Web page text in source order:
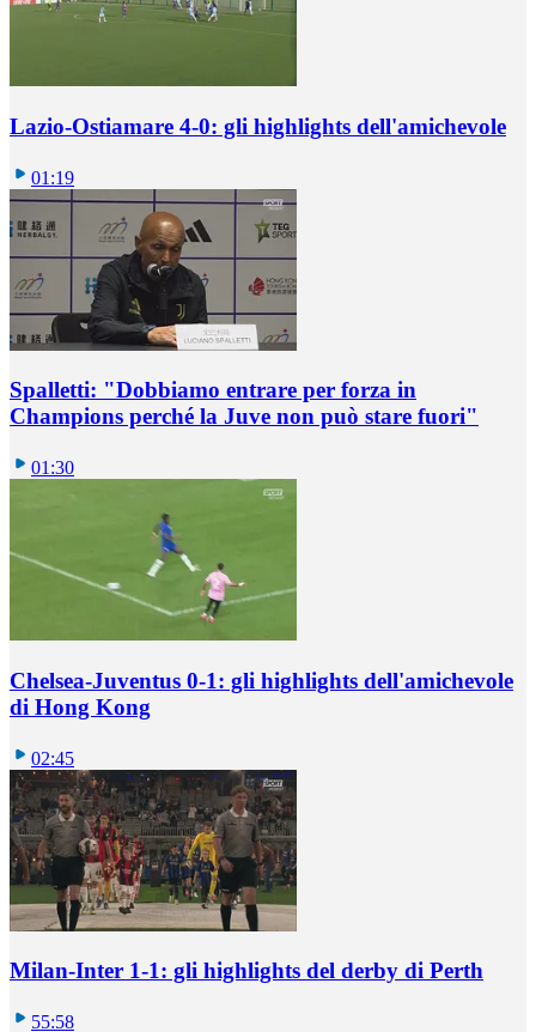
Lazio-Ostiamare 4-0: gli highlights dell'amichevole
01:19
Spalletti: "Dobbiamo entrare per forza in
Champions perché la Juve non può stare fuori"
01:30
Chelsea-Juventus 0-1: gli highlights dell'amichevole
di Hong Kong
02:45
Milan-Inter 1-1: gli highlights del derby di Perth
55:58